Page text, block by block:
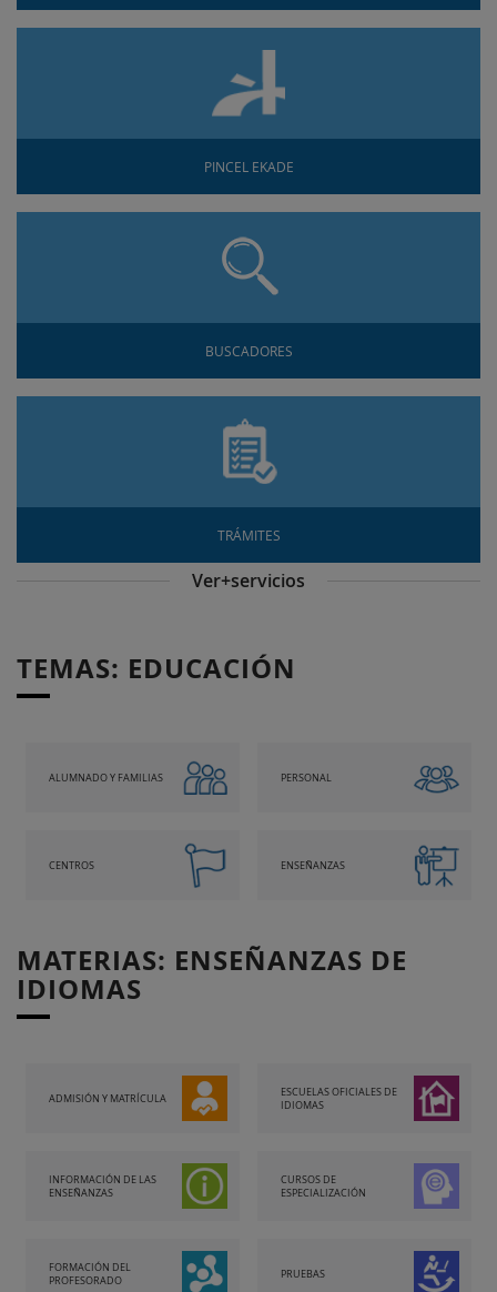
PINCEL EKADE
BUSCADORES
TRÁMITES
Ver+servicios
TEMAS: EDUCACIÓN
ALUMNADO Y FAMILIAS PERSONAL
CENTROS ENSEÑANZAS
MATERIAS: ENSEÑANZAS DE
IDIOMAS
ADMISIÓN Y MATRÍCULA
ESCUELAS OFICIALES DE
IDIOMAS
INFORMACIÓN DE LAS
ENSEÑANZAS
CURSOS DE
ESPECIALIZACIÓN
FORMACIÓN DEL
PROFESORADO
PRUEBAS